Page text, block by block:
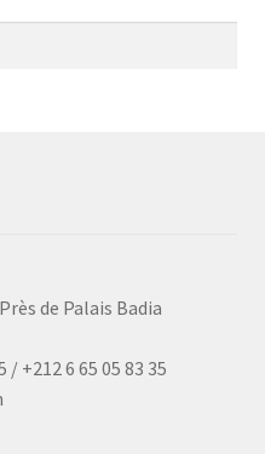
de Palais Badia
/ +212 6 65 05 83 35